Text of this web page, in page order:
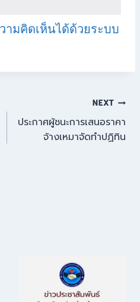
ามคิดเห็นได้ด้วยระบบ
NEXT
ประกาศผู้ชนะการเสนอราคา
จ้างเหมาจัดทำปฏิทิน